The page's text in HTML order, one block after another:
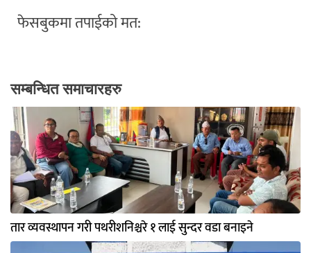
फेसबुकमा तपाईको मत:
सम्बन्धित समाचारहरु
तार व्यवस्थापन गरी पथरीशनिश्चरे १ लाई सुन्दर वडा बनाइने